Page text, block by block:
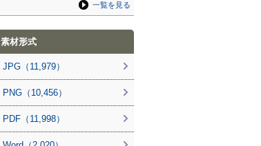
一覧を見る
素材形式
JPG（11,979）
PNG（10,456）
PDF（11,998）